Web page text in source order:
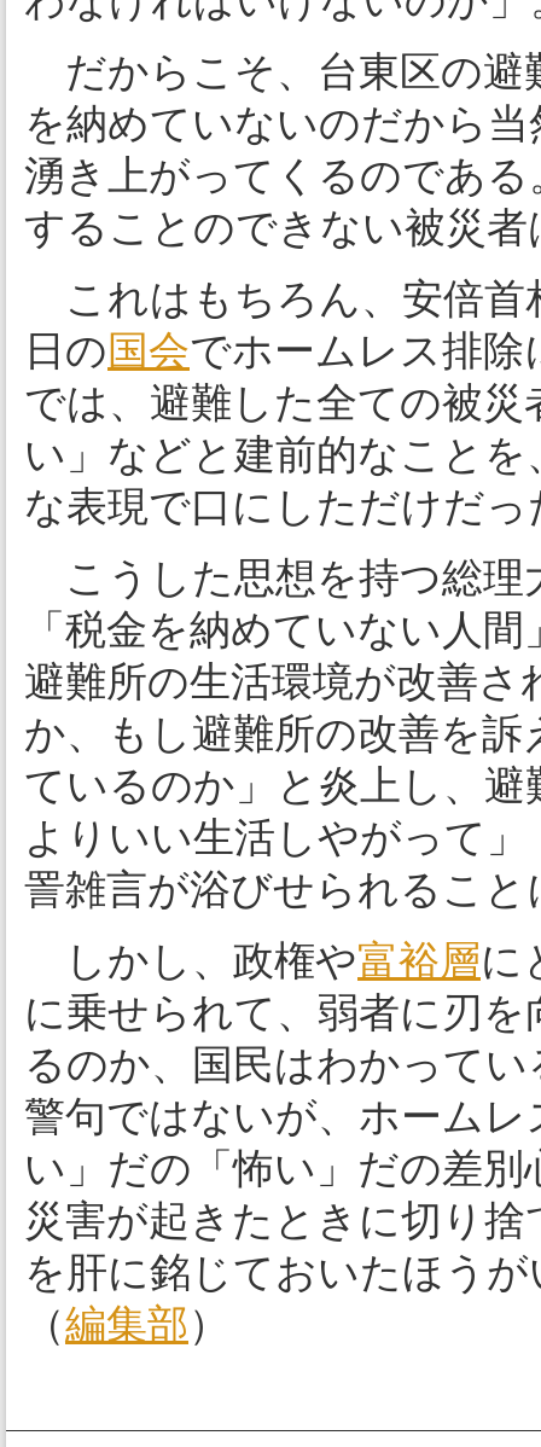
だからこそ、台東区の避
を納めていないのだから
湧き上がってくるのであ
することのできない被災者
これはもちろん、安倍首
日の国会でホームレス排除
では、避難した全ての被
い」などと建前的なこと
な表現で口にしただけだっ
こうした思想を持つ総理
「税金を納めていない人
避難所の生活環境が改善
か、もし避難所の改善を
ているのか」と炎上し、
よりいい生活しやがって
詈雑言が浴びせられるこ
しかし、政権や富裕層に
に乗せられて、弱者に刃
るのか、国民はわかって
警句ではないが、ホーム
い」だの「怖い」だの差
災害が起きたときに切り
を肝に銘じておいたほうが
（編集部）